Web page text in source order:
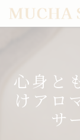
心身と
けアロ
サ